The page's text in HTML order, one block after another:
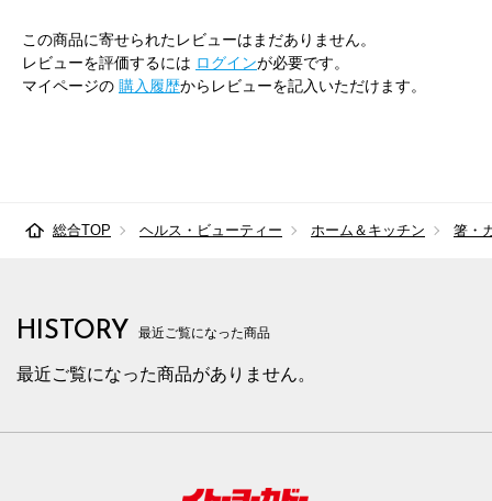
この商品に寄せられたレビューはまだありません。
レビューを評価するには ログインが必要です。
マイページの 購入履歴からレビューを記入いただけます。
総合TOP ヘルス・ビューティー ホーム＆キッチン 箸・
HISTORY 最近ご覧になった商品
最近ご覧になった商品がありません。